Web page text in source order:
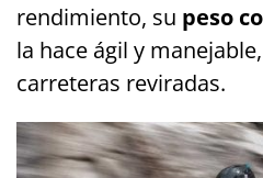
rendimiento, su peso
la hace ágil y
carreteras reviradas.